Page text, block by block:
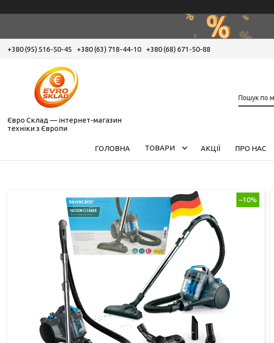
+380 (95) 516-50-45 +380 (63) 718-44-10 +380 (68) 671-50-88
Євро Склад — інтернет-магазин
техніки з Європи
ГОЛОВНА ТОВАРИ АКЦІЇ ПРО НАС
–10%